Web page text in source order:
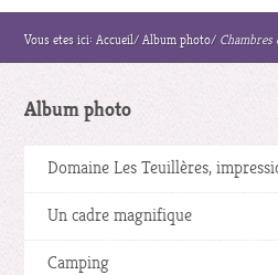
Vous etes ici:Accueil/Album photo/ Chambres
Album photo
Domaine Les Teuillères,
Un cadre magnifique
Camping